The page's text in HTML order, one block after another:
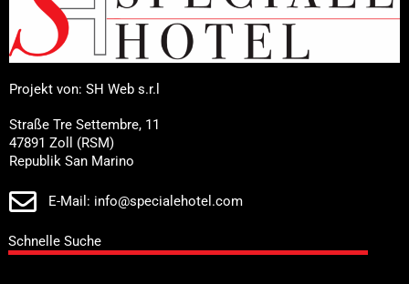
Projekt von: SH Web s.r.l
Straße Tre Settembre, 11
47891 Zoll (RSM)
Republik San Marino
E-Mail: info@specialehotel.com
Schnelle Suche